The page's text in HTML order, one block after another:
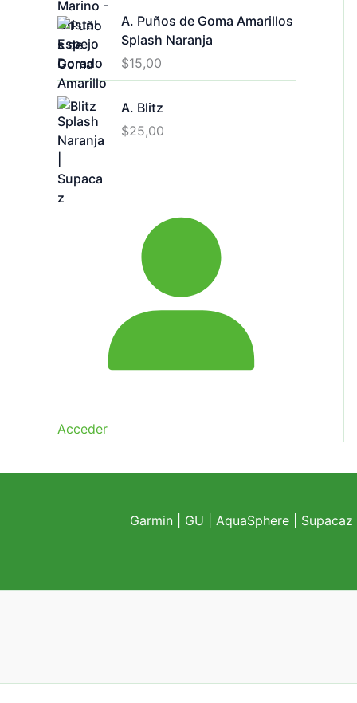
A. Puños de Goma Amarillos
Splash Naranja
$15,00
A. Blitz
$25,00
Acceder
Garmin| GU AquaSphere| Supacaz